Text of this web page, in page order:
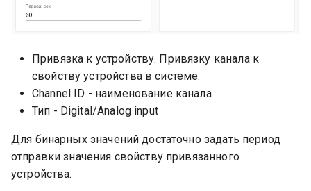
Привязка к устройству. Привязку канала к
свойству устройства в системе.
Channel ID - наименование канала
Тип - Digital/Analog input
Для бинарных значений достаточно задать период
отправки значения свойству привязанного
устройства.